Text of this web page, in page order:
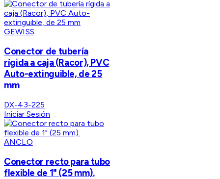
GEWISS
Conector de tubería
rígida a caja (Racor), PVC
Auto-extinguible, de 25
mm
DX-43-225
Iniciar Sesión
ANCLO
Conector recto para tubo
flexible de 1" (25 mm).